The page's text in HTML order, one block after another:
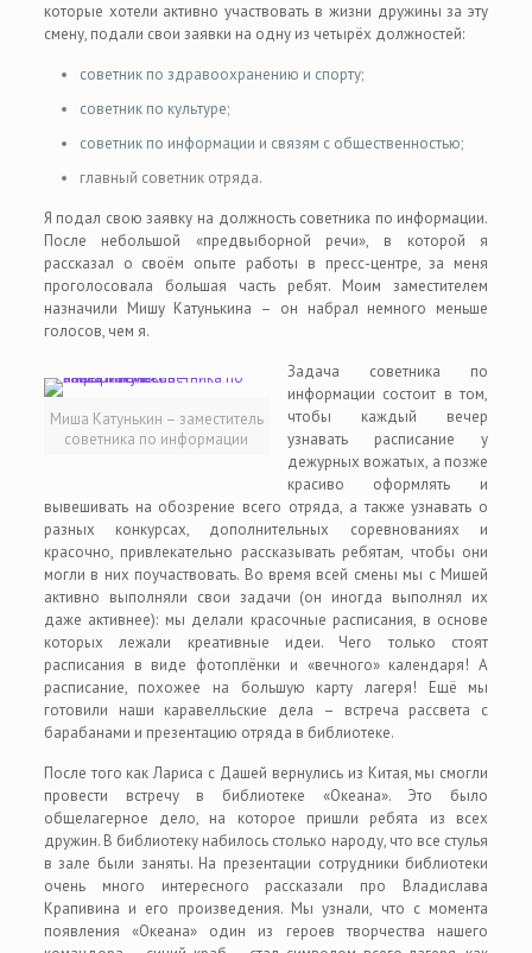
которые хотели активно участвовать в жизни дружины за эту
смену, подали свои заявки на одну из четырёх должностей:
советник по здравоохранению и спорту;
советник по культуре;
советник по информации и связям с общественностью;
главный советник отряда.
Я подал свою заявку на должность советника по информации.
После небольшой «предвыборной речи», в которой я
рассказал о своём опыте работы в пресс-центре, за меня
проголосовала большая часть ребят. Моим заместителем
назначили Мишу Катунькина – он набрал немного меньше
голосов, чем я.
Миша Катунькин – заместитель
советника по информации
Задача советника по
информации состоит в том,
чтобы каждый вечер
узнавать расписание у
дежурных вожатых, а позже
красиво оформлять и
вывешивать на обозрение всего отряда, а также узнавать о
разных конкурсах, дополнительных соревнованиях и
красочно, привлекательно рассказывать ребятам, чтобы они
могли в них поучаствовать. Во время всей смены мы с Мишей
активно выполняли свои задачи (он иногда выполнял их
даже активнее): мы делали красочные расписания, в основе
которых лежали креативные идеи. Чего только стоят
расписания в виде фотоплёнки и «вечного» календаря! А
расписание, похожее на большую карту лагеря! Ещё мы
готовили наши каравелльские дела – встреча рассвета с
барабанами и презентацию отряда в библиотеке.
После того как Лариса с Дашей вернулись из Китая, мы смогли
провести встречу в библиотеке «Океана». Это было
общелагерное дело, на которое пришли ребята из всех
дружин. В библиотеку набилось столько народу, что все стулья
в зале были заняты. На презентации сотрудники библиотеки
очень много интересного рассказали про Владислава
Крапивина и его произведения. Мы узнали, что с момента
появления «Океана» один из героев творчества нашего